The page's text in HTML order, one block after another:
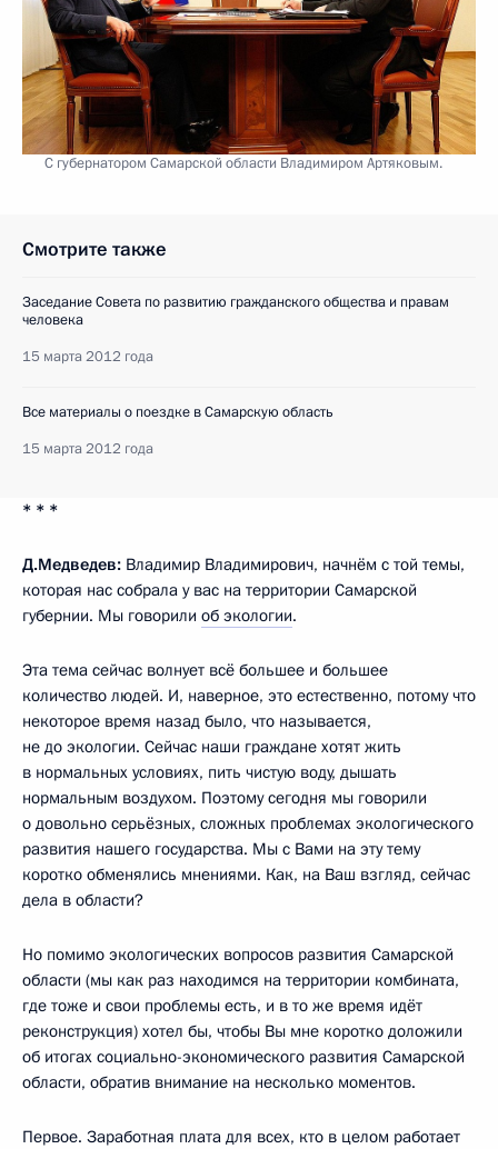
С губернатором Самарской области Владимиром Артяковым.
Смотрите также
Заседание Совета по развитию гражданского общества и правам
человека
15 марта 2012 года
Все материалы о поездке в Самарскую область
15 марта 2012 года
* * *
Д.Медведев: Владимир Владимирович, начнём с той темы,
которая нас собрала у вас на территории Самарской
губернии. Мы говорили об экологии.
Эта тема сейчас волнует всё большее и большее
количество людей. И, наверное, это естественно, потому что
некоторое время назад было, что называется,
не до экологии. Сейчас наши граждане хотят жить
в нормальных условиях, пить чистую воду, дышать
нормальным воздухом. Поэтому сегодня мы говорили
о довольно серьёзных, сложных проблемах экологического
развития нашего государства. Мы с Вами на эту тему
коротко обменялись мнениями. Как, на Ваш взгляд, сейчас
дела в области?
Но помимо экологических вопросов развития Самарской
области (мы как раз находимся на территории комбината,
где тоже и свои проблемы есть, и в то же время идёт
реконструкция) хотел бы, чтобы Вы мне коротко доложили
об итогах социально-экономического развития Самарской
области, обратив внимание на несколько моментов.
Первое. Заработная плата для всех, кто в целом работает